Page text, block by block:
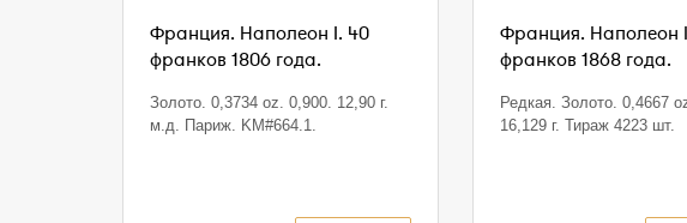
Франция. Наполеон I. 40
франков 1806 года.
Золото. 0,3734 oz. 0,900. 12,90 г.
м.д. Париж. KM#664.1.
Франция. Наполеон
франков 1868 года.
Редкая. Золото. 0,4667
16,129 г. Тираж 4223 шт.